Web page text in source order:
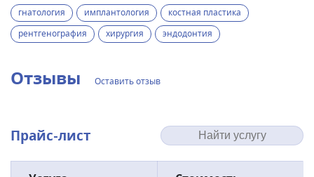
гнатология имплантология
костная пластика
рентгенография
хирургия эндодонтия
Отзывы Оставить отзыв
Прайс-лист